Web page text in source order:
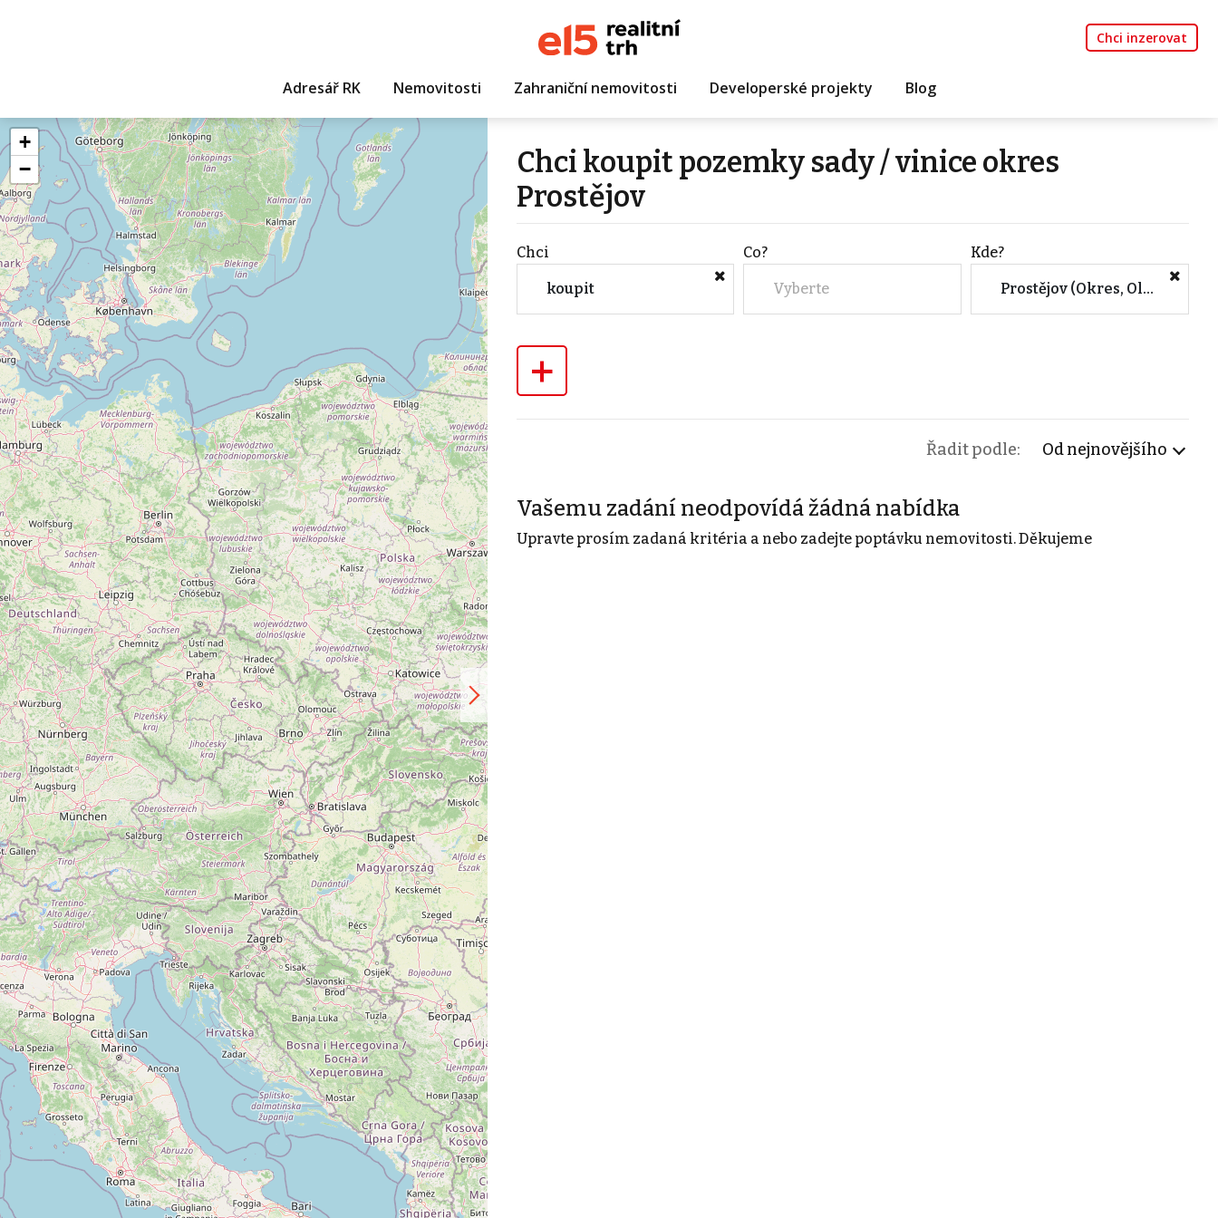
Chci inzerovat
Adresář RK Nemovitosti Zahraniční nemovitosti Developerské projekty Blog
+
−
Chci koupit pozemky sady / vinice okres
Prostějov
Chci
koupit
Co?
Vyberte
Kde?
Prostějov (Okres, Olomoucký kraj)
+
Řadit podle: Od nejnovějšího
Vašemu zadání neodpovídá žádná nabídka
Upravte prosím zadaná kritéria a nebo zadejte poptávku nemovitosti. Děkujeme